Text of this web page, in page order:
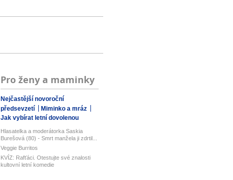
Pro ženy a maminky
Nejčastější novoroční
předsevzetí
Miminko a mráz
Jak vybírat letní dovolenou
Hlasatelka a moderátorka Saskia
Burešová (80) - Smrt manžela ji zdrtil...
Veggie Burritos
KVÍZ: Rafťáci. Otestujte své znalosti
kultovní letní komedie